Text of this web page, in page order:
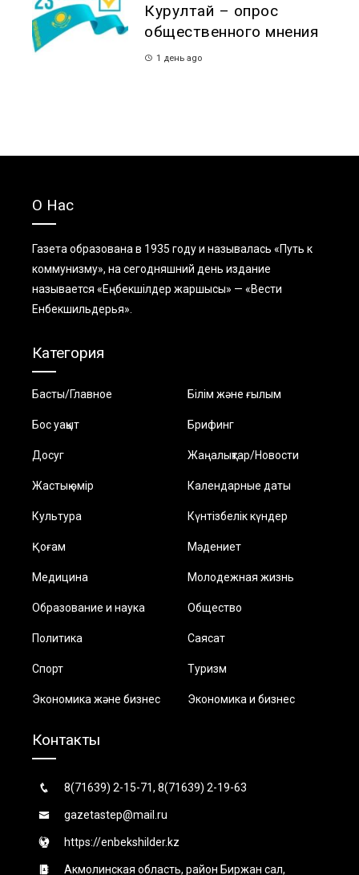
Курултай – опрос
общественного мнения
1 день ago
О Нас
Газета образована в 1935 году и называлась «Путь к
коммунизму», на сегодняшний день издание
называется «Еңбекшiлдер жаршысы» — «Вести
Енбекшильдерья».
Категория
Басты/Главное Білім және ғылым
Бос уақыт Брифинг
Досуг Жаңалықтар/Новости
Жастық өмір Календарные даты
Культура Күнтізбелік күндер
Қоғам Мәдениет
Медицина Молодежная жизнь
Образование и наука Общество
Политика Саясат
Спорт Туризм
Экономика және бизнес Экономика и бизнес
Контакты
8(71639) 2-15-71, 8(71639) 2-19-63
gazetastep@mail.ru
https://enbekshilder.kz
Акмолинская область, район Биржан сал,